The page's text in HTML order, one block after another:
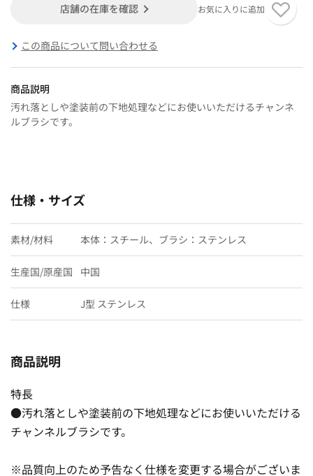
店舗の在庫を確認 お気に入りに追加
この商品について問い合わせる
商品説明
汚れ落としや塗装前の下地処理などにお使いいただけるチャンネ
ルブラシです。
仕様・サイズ
素材/材料 本体：スチール、ブラシ：ステンレス
生産国/原産国 中国
仕様 J型 ステンレス
商品説明
特長
●汚れ落としや塗装前の下地処理などにお使いいただける
チャンネルブラシです。
※品質向上のため予告なく仕様を変更する場合がございま